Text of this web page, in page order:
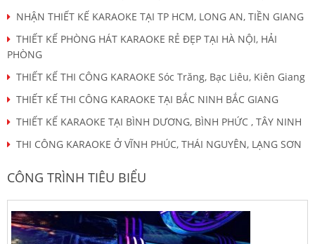
NHẬN THIẾT KẾ KARAOKE TẠI TP HCM, LONG AN, TIỀN GIANG
THIẾT KẾ PHÒNG HÁT KARAOKE RẺ ĐẸP TẠI HÀ NỘI, HẢI
PHÒNG
THIẾT KẾ THI CÔNG KARAOKE Sóc Trăng, Bạc Liêu, Kiên Giang
THIẾT KẾ THI CÔNG KARAOKE TẠI BẮC NINH BẮC GIANG
THIẾT KẾ KARAOKE TẠI BÌNH DƯƠNG, BÌNH PHỨC , TÂY NINH
THI CÔNG KARAOKE Ở VĨNH PHÚC, THÁI NGUYÊN, LẠNG SƠN
CÔNG TRÌNH TIÊU BIỂU